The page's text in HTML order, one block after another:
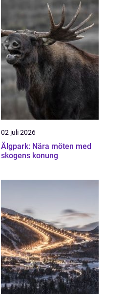
02 juli 2026
Älgpark: Nära möten med
skogens konung